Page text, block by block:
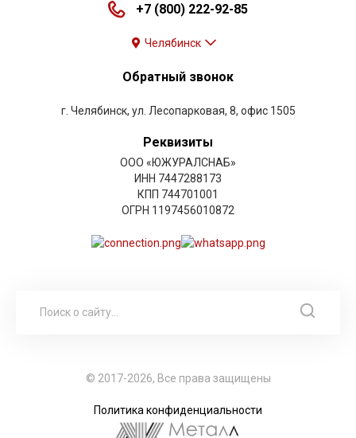
+7 (800) 222-92-85
Челябинск
Обратный звонок
г. Челябинск, ул. Лесопарковая, 8, офис 1505
Реквизиты
ООО «ЮЖУРАЛСНАБ»
ИНН 7447288173
КПП 744701001
ОГРН 1197456010872
© 2017-2026, Все права защищены
Политика конфиденциальности